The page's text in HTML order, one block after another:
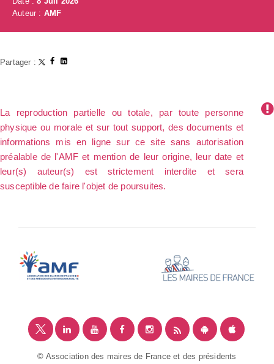
Auteur : AMF
Partager :
La reproduction partielle ou totale, par toute personne
physique ou morale et sur tout support, des documents et
informations mis en ligne sur ce site sans autorisation
préalable de l'AMF et mention de leur origine, leur date et
leur(s) auteur(s) est strictement interdite et sera
susceptible de faire l'objet de poursuites.
© Association des maires de France et des présidents